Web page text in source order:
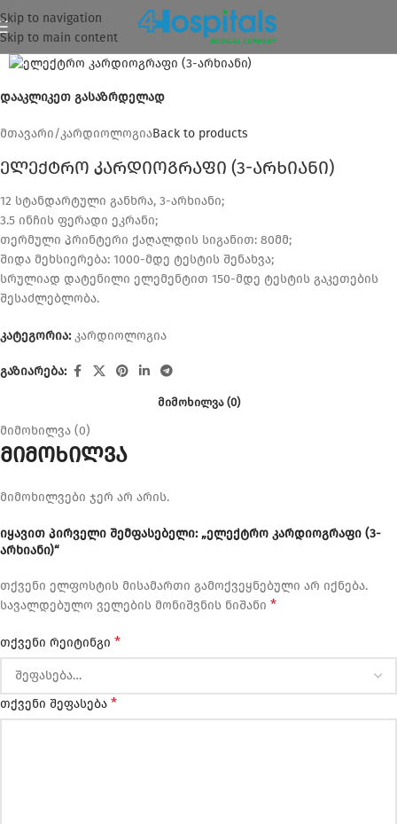
Skip to navigation
Skip to main content
დააკლიკეთ გასაზრდელად
მთავარი/კარდიოლოგიაBack to products
ელექტრო კარდიოგრაფი (3-არხიანი)
12 სტანდარტული განხრა, 3-არხიანი;
3.5 ინჩის ფერადი ეკრანი;
თერმული პრინტერი ქაღალდის სიგანით: 80მმ;
შიდა მეხსიერება: 1000-მდე ტესტის შენახვა;
სრულიად დატენილი ელემენტით 150-მდე ტესტის გაკეთების
შესაძლებლობა.
კატეგორია: კარდიოლოგია
გაზიარება:
ᲛᲘᲛᲝᲮᲘᲚᲕᲐ (0)
მიმოხილვა (0)
მიმოხილვა
მიმოხილვები ჯერ არ არის.
იყავით პირველი შემფასებელი: „ელექტრო კარდიოგრაფი (3-
არხიანი)“
თქვენი ელფოსტის მისამართი გამოქვეყნებული არ იქნება.
სავალდებულო ველების მონიშვნის ნიშანი *
თქვენი რეიტინგი *
თქვენი შეფასება *